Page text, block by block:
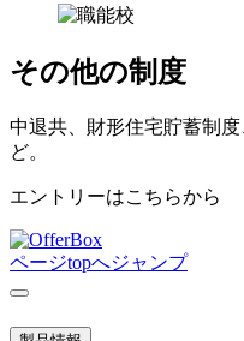
その他の制度
中退共、財形住宅貯蓄制
ど。
エントリーはこちらから
ページtopへジャンプ